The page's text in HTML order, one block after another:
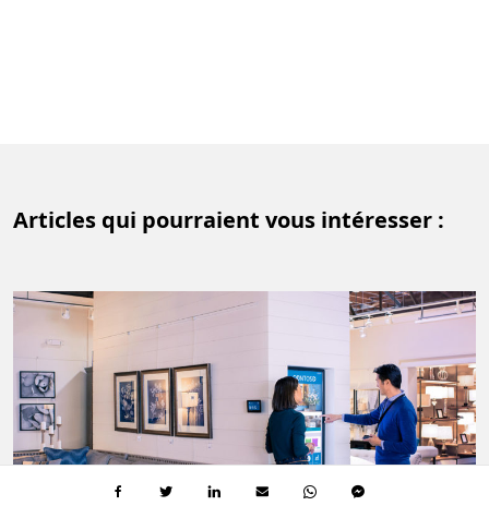
Articles qui pourraient vous intéresser :